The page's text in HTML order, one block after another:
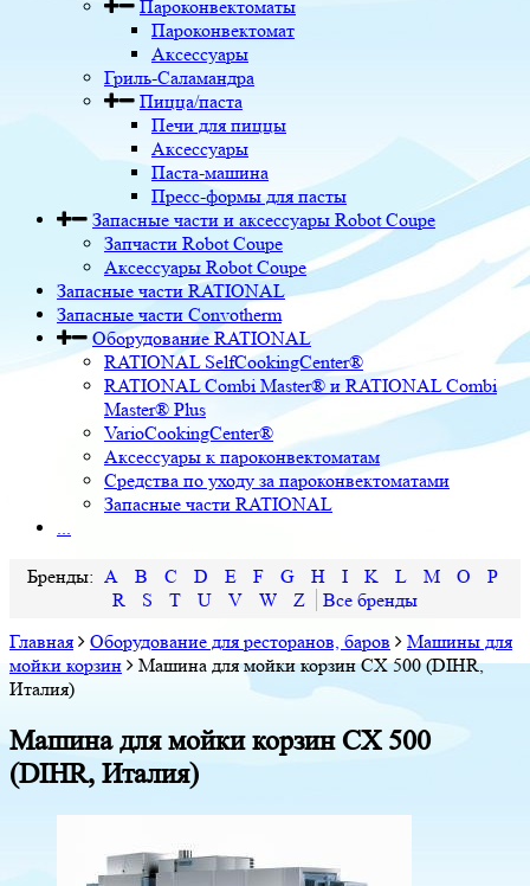
Пароконвектоматы
Пароконвектомат
Аксессуары
Гриль-Саламандра
Пицца/паста
Печи для пиццы
Аксессуары
Паста-машина
Пресс-формы для пасты
Запасные части и аксессуары Robot Coupe
Запчасти Robot Coupe
Аксессуары Robot Coupe
Запасные части RATIONAL
Запасные части Convotherm
Оборудование RATIONAL
RATIONAL SelfCookingCenter®
RATIONAL Combi Master® и RATIONAL Combi
Master® Plus
VarioCookingCenter®
Аксессуары к пароконвектоматам
Средства по уходу за пароконвектоматами
Запасные части RATIONAL
...
A B C D E F G H I K L M O
P
R
S T U V W
Z
Главная
Оборудование для ресторанов, баров
Машины для
мойки корзин
Машина для мойки корзин CX 500 (DIHR,
Италия)
Машина для мойки корзин CX 500
(DIHR, Италия)